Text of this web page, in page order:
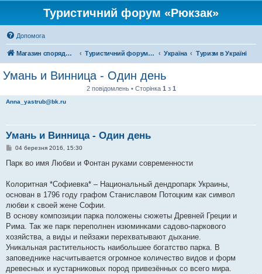
Туристичний форум «Рюкзак»
Допомога
Магазин спорядження Туристичний форум «Рюкзак» Україна Туризм в Україні
Умань и Винница - Один день
2 повідомлень • Сторінка 1 з 1
Anna_yastrub@bk.ru
Умань и Винница - Один день
П
в
о
л
е
н
я
04 березня 2016, 15:30
Парк во имя Любви и Фонтан руками современности
Колоритная *Софиевка* – Национальный дендропарк Украины,
основан в 1796 году графом Станиславом Потоцким как символ
любви к своей жене Софии.
В основу композиции парка положены сюжеты Древней Греции и
Рима. Так же парк переполнен изюминками садово-паркового
хозяйства, а виды и пейзажи перехватывают дыхание.
Уникальная растительность наибольшее богатство парка. В
заповеднике насчитывается огромное количество видов и форм
древесных и кустарниковых пород привезённых со всего мира.